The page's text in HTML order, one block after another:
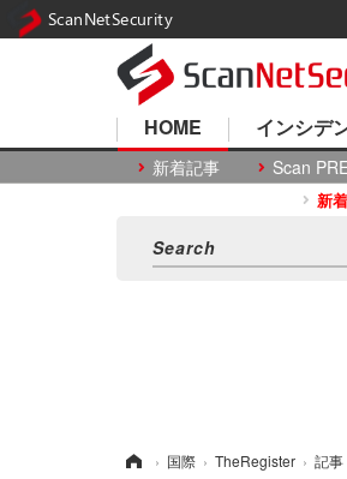
HOME
新着記事 Scan
インシデ
新着
› 国際 › TheRegister › 記事
ScanNetSecurity